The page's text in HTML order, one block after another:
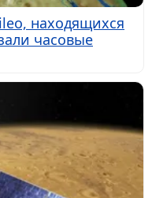
находящихся
часовые